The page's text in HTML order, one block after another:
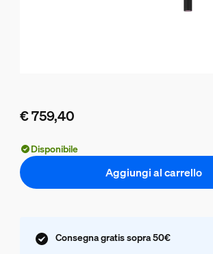
€ 759,40
Disponibile
Aggiungi al carrello
Consegna gratis sopra 50€